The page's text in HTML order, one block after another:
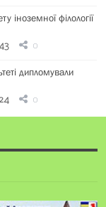
іноземної філології
0
дипломували
0